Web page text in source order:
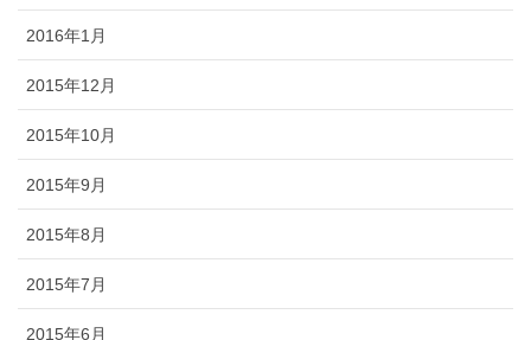
2016年1月
2015年12月
2015年10月
2015年9月
2015年8月
2015年7月
2015年6月